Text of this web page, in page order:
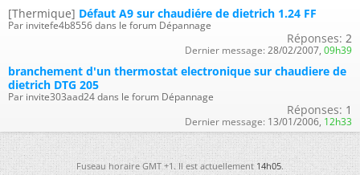
[Thermique] Défaut A9 sur chaudiére de dietrich 1.24 FF
Par invitefe4b8556 dans le forum Dépannage
Réponses: 2
Dernier message: 28/02/2007, 09h39
branchement d'un thermostat electronique sur chaudiere de
dietrich DTG 205
Par invite303aad24 dans le forum Dépannage
Réponses: 1
Dernier message: 13/01/2006, 12h33
Fuseau horaire GMT +1. Il est actuellement14h05.